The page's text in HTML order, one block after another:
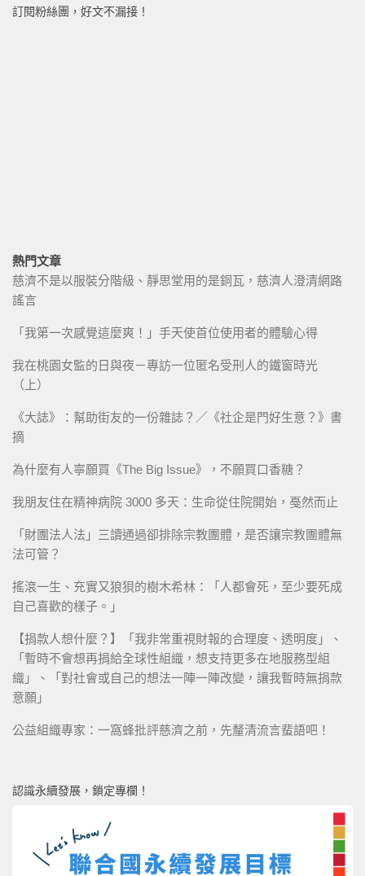
訂閱粉絲團，好文不漏接！
熱門文章
慈濟不是以服裝分階級、靜思堂用的是銅瓦，慈濟人澄清網路
謠言
「我第一次感覺這麼爽！」手天使首位使用者的體驗心得
我在桃園女監的日與夜－專訪一位匿名受刑人的鐵窗時光
（上）
《大誌》：幫助街友的一份雜誌？／《社企是門好生意？》書
摘
為什麼有人寧願買《The Big Issue》，不願買口香糖？
我朋友住在精神病院 3000 多天：生命從住院開始，戞然而止
「財團法人法」三讀通過卻排除宗教團體，是否讓宗教團體無
法可管？
搖滾一生、充實又狼狽的樹木希林：「人都會死，至少要死成
自己喜歡的樣子。」
【捐款人想什麼？】「我非常重視財報的合理度、透明度」、
「暫時不會想再捐給全球性組織，想支持更多在地服務型組
織」、「對社會或自己的想法一陣一陣改變，讓我暫時無捐款
意願」
公益組織專家：一窩蜂批評慈濟之前，先釐清流言蜚語吧！
認識永續發展，鎖定專欄！